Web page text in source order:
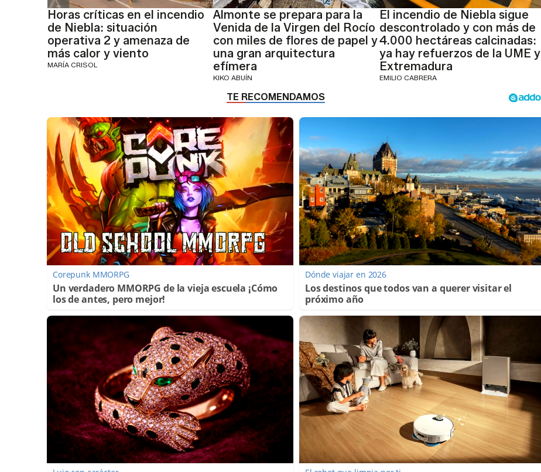
Horas críticas en el incendio
de Niebla: situación
operativa 2 y amenaza de
más calor y viento
MARÍA CRISOL
Almonte se prepara para la
Venida de la Virgen del Rocío
con miles de flores de papel y
una gran arquitectura
efímera
KIKO ABUÍN
El incendio de Niebla sigue
descontrolado y con más de
4.000 hectáreas calcinadas:
ya hay refuerzos de la UME y
Extremadura
EMILIO CABRERA
Corepunk MMORPG
Un verdadero MMORPG de la vieja escuela ¡Cómo
los de antes, pero mejor!
Dónde viajar en 2026
Los destinos que todos van a querer visitar el
próximo año